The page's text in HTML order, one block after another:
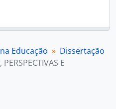
Educação
Dissertação
E